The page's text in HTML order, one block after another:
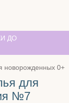
ДО
новорожденных 0+
для
№7